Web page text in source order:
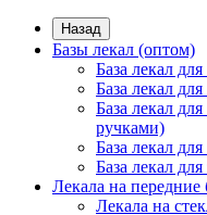
Назад
Базы лекал (оптом)
База лекал
База лекал
База лекал
ручками)
База лекал
База лекал
Лекала на передние
Лекала на